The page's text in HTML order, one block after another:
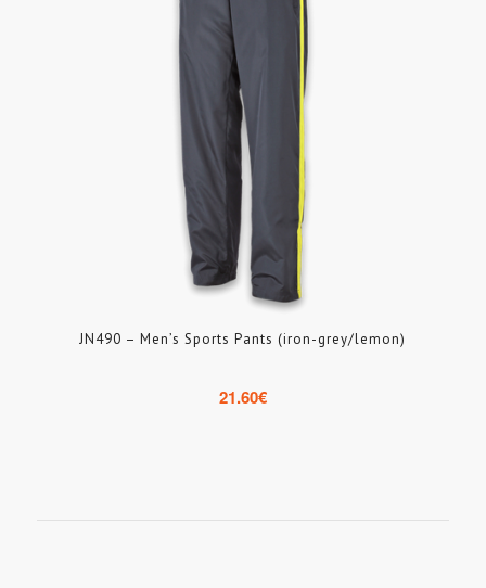
JN490 – Men’s Sports Pants (iron-grey/lemon)
21.60€